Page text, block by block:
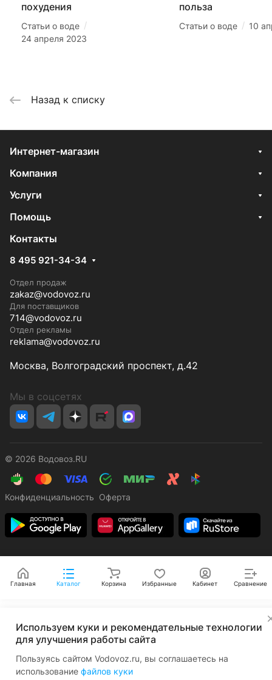
похудения
Статьи о воде /
24 апреля 2023
польза
Статьи о воде / 10
Назад к списку
Интернет-магазин
Компания
Услуги
Помощь
Контакты
8 495 921-34-34
Отдел продаж
zakaz@vodovoz.ru
Для поставщиков
714@vodovoz.ru
Отдел рекламы
reklama@vodovoz.ru
Москва, Волгоградский проспект, д.42
Мы в соцсетях
© 2026 Водовоз.RU
Конфиденциальность Оферта
Главная Каталог Корзина Избранные Кабинет Сравнение
Используем куки и рекомендательные технологии
для улучшения работы сайта
Пользуясь сайтом Vodovoz.ru, вы соглашаетесь на
использование файлов куки